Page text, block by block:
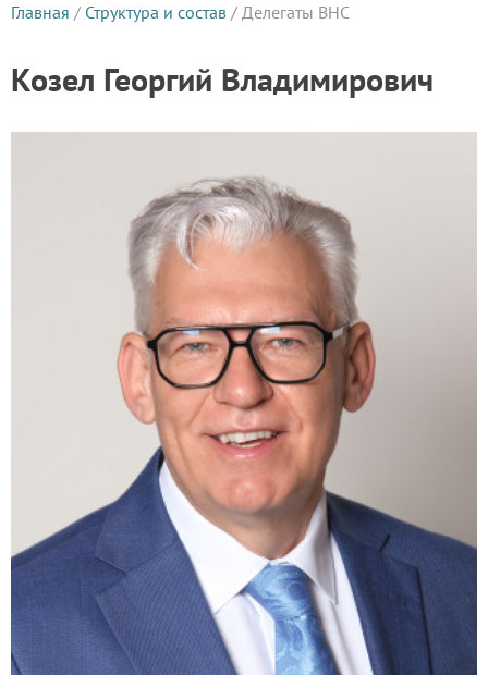
Главная / Структура и состав / Делегаты ВНС
Козел Георгий Владимирович